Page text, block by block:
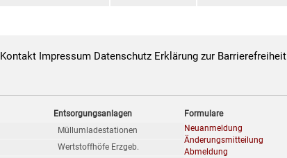
Kontakt Impressum Datenschutz Erklärung zur Barrierefreiheit
Entsorgungsanlagen
Müllumladestationen
Wertstoffhöfe Erzgeb.
Formulare
Neuanmeldung
Änderungsmitteilung
Abmeldung